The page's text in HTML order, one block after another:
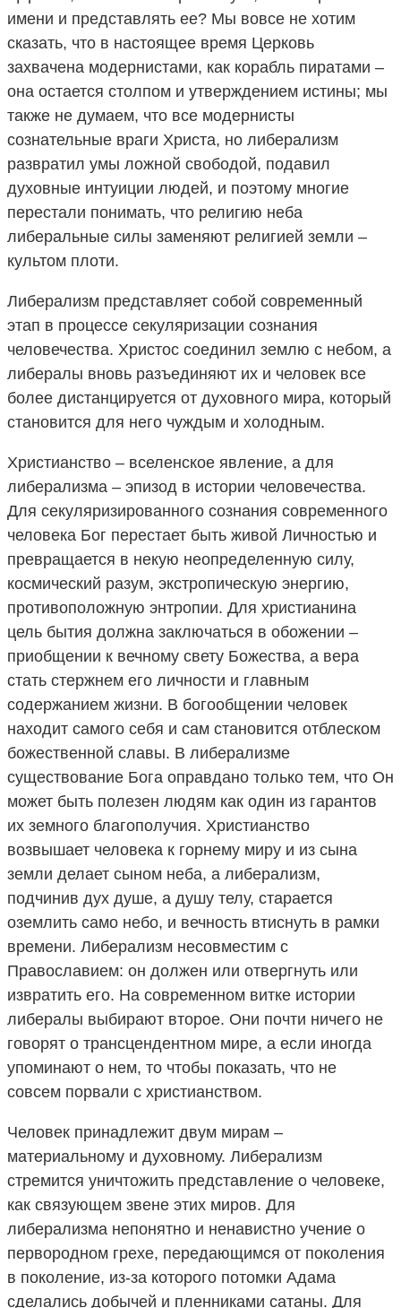
имени и представлять ее? Мы вовсе не хотим
сказать, что в настоящее время Церковь
захвачена модернистами, как корабль пиратами –
она остается столпом и утверждением истины; мы
также не думаем, что все модернисты
сознательные враги Христа, но либерализм
развратил умы ложной свободой, подавил
духовные интуиции людей, и поэтому многие
перестали понимать, что религию неба
либеральные силы заменяют религией земли –
культом плоти.
Либерализм представляет собой современный
этап в процессе секуляризации сознания
человечества. Христос соединил землю с небом, а
либералы вновь разъединяют их и человек все
более дистанцируется от духовного мира, который
становится для него чуждым и холодным.
Христианство – вселенское явление, а для
либерализма – эпизод в истории человечества.
Для секуляризированного сознания современного
человека Бог перестает быть живой Личностью и
превращается в некую неопределенную силу,
космический разум, экстропическую энергию,
противоположную энтропии. Для христианина
цель бытия должна заключаться в обожении –
приобщении к вечному свету Божества, а вера
стать стержнем его личности и главным
содержанием жизни. В богообщении человек
находит самого себя и сам становится отблеском
божественной славы. В либерализме
существование Бога оправдано только тем, что Он
может быть полезен людям как один из гарантов
их земного благополучия. Христианство
возвышает человека к горнему миру и из сына
земли делает сыном неба, а либерализм,
подчинив дух душе, а душу телу, старается
оземлить само небо, и вечность втиснуть в рамки
времени. Либерализм несовместим с
Православием: он должен или отвергнуть или
извратить его. На современном витке истории
либералы выбирают второе. Они почти ничего не
говорят о трансцендентном мире, а если иногда
упоминают о нем, то чтобы показать, что не
совсем порвали с христианством.
Человек принадлежит двум мирам –
материальному и духовному. Либерализм
стремится уничтожить представление о человеке,
как связующем звене этих миров. Для
либерализма непонятно и ненавистно учение о
первородном грехе, передающимся от поколения
в поколение, из-за которого потомки Адама
сделались добычей и пленниками сатаны. Для